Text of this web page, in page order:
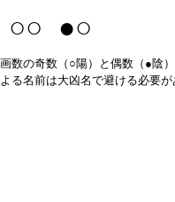
○○ ●○
画数の奇数（○陽）と偶数（●陰
よる名前は大凶名で避ける必要